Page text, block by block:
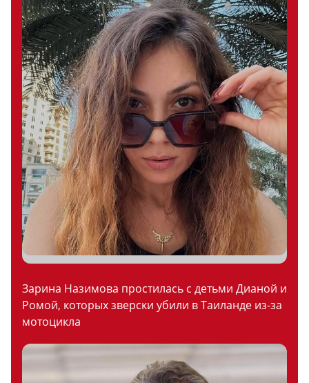
Зарина Назимова простилась с детьми Дианой и
Ромой, которых зверски убили в Таиланде из-за
мотоцикла